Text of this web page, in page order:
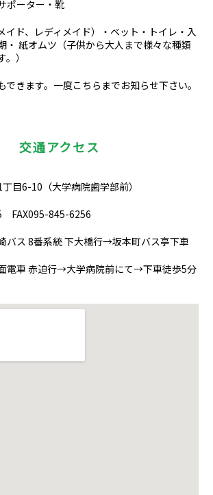
ポーター・靴
イド、レディメイド）・ベット・トイレ・入
・ 紙オムツ（子供から大人まで様々な種類
）
できます。一度こちらまでお知らせ下さい。
交通アクセス
目6-10（大学病院歯学部前）
FAX095-845-6256
バス 8番系統 下大橋行→坂本町バス亭下車
電車 赤迫行→大学病院前にて→下車徒歩5分